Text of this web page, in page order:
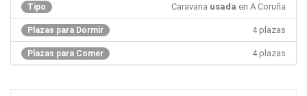
Tipo Caravana usada en A Coruña
Plazas para Dormir 4 plazas
Plazas para Comer 4 plazas